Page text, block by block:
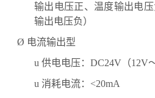
输出电压正、温度输出电
输出电压负）
Ø 电流输出型
u 供电电压： DC24V（12V
u 消耗电流： <20mA